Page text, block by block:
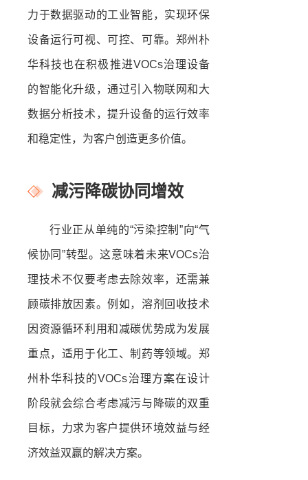
力于数据驱动的工业智能，实现环保
设备运行可视、可控、可靠。郑州朴
华科技也在积极推进VOCs治理设备
的智能化升级，通过引入物联网和大
数据分析技术，提升设备的运行效率
和稳定性，为客户创造更多价值。
减污降碳协同增效
行业正从单纯的“污染控制”向“气
候协同”转型。这意味着未来VOCs治
理技术不仅要考虑去除效率，还需兼
顾碳排放因素。例如，溶剂回收技术
因资源循环利用和减碳优势成为发展
重点，适用于化工、制药等领域。郑
州朴华科技的VOCs治理方案在设计
阶段就会综合考虑减污与降碳的双重
目标，力求为客户提供环境效益与经
济效益双赢的解决方案。